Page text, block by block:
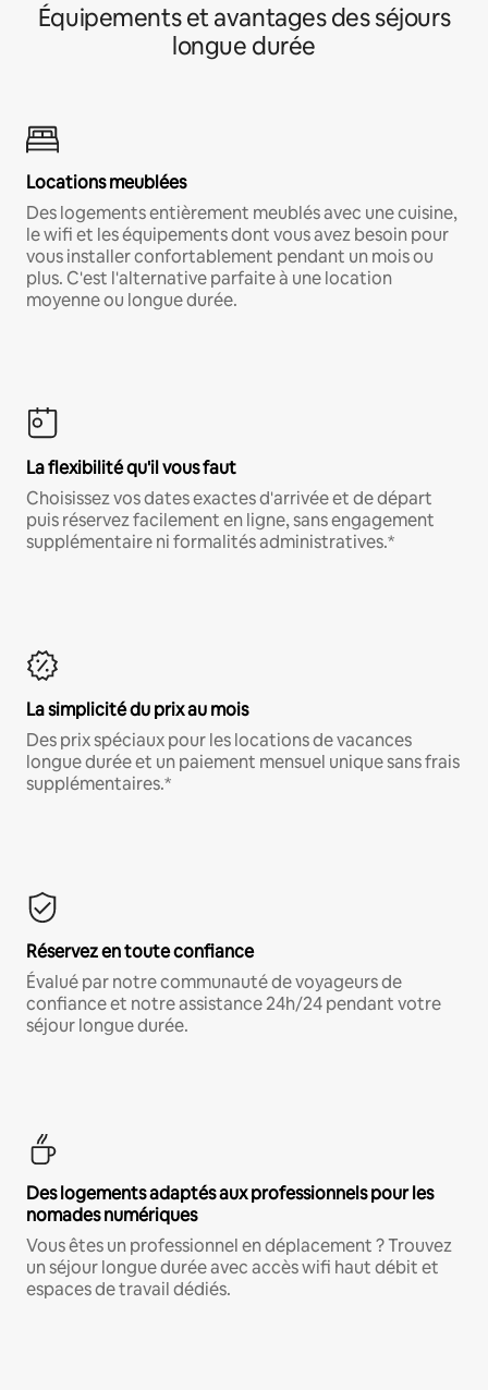
Équipements et avantages des séjours
longue durée
Locations meublées
Des logements entièrement meublés avec une cuisine,
le wifi et les équipements dont vous avez besoin pour
vous installer confortablement pendant un mois ou
plus. C'est l'alternative parfaite à une location
moyenne ou longue durée.
La flexibilité qu'il vous faut
Choisissez vos dates exactes d'arrivée et de départ
puis réservez facilement en ligne, sans engagement
supplémentaire ni formalités administratives.*
La simplicité du prix au mois
Des prix spéciaux pour les locations de vacances
longue durée et un paiement mensuel unique sans frais
supplémentaires.*
Réservez en toute confiance
Évalué par notre communauté de voyageurs de
confiance et notre assistance 24h/24 pendant votre
séjour longue durée.
Des logements adaptés aux professionnels pour les
nomades numériques
Vous êtes un professionnel en déplacement ? Trouvez
un séjour longue durée avec accès wifi haut débit et
espaces de travail dédiés.